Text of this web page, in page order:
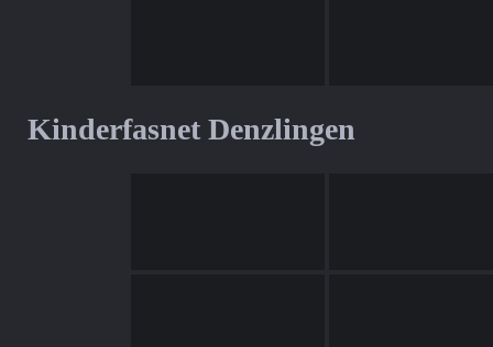
Kinderfasnet Denzlingen